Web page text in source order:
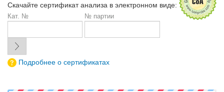
Скачайте сертификат анализа в электронном виде:
Кат. № № партии
Подробнее о сертификатах